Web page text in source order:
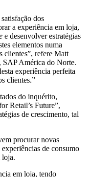
dos
a experiência em loja,
e desenvolver estratégias
elementos numa
clientes”, refere Matt
SAP América do Norte.
experiência perfeita
clientes.”
do inquérito,
Retail’s Future”,
de crescimento, tal
procurar novas
de consumo
loja.
em loja, tendo